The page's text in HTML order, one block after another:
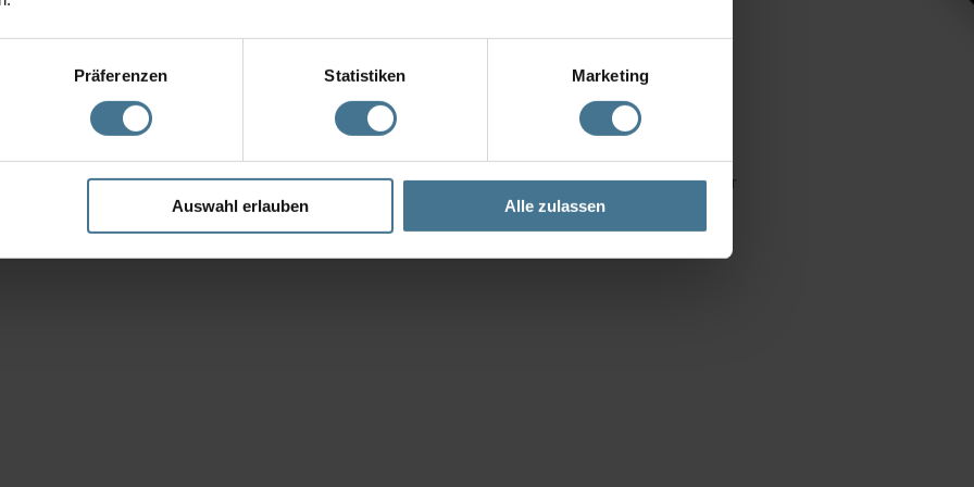
Präferenzen Statistiken Marketing
Auswahl erlauben Alle zulassen
auch die Instandsetzung mit einer Lieferzeit von ca. 3 – 5 Arbeitstagen an. Verpackung und Transport